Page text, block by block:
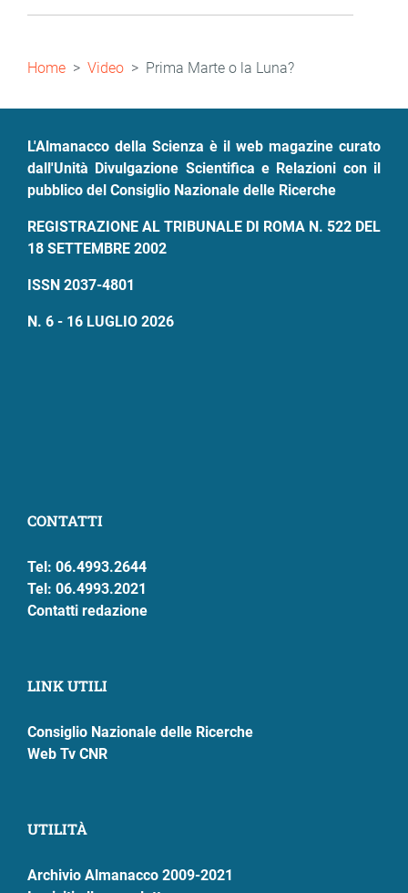
Briciole
Home Video Prima Marte o la Luna?
L'Almanacco della Scienza è il web magazine curato
dall'Unità Divulgazione Scientifica e Relazioni con il
pubblico del Consiglio Nazionale delle Ricerche
REGISTRAZIONE AL TRIBUNALE DI ROMA N. 522 DEL
18 SETTEMBRE 2002
ISSN 2037-4801
N. 6 - 16 LUGLIO 2026
CONTATTI
Tel: 06.4993.2644
Tel: 06.4993.2021
Contatti redazione
LINK UTILI
Consiglio Nazionale delle Ricerche
Web Tv CNR
UTILITÀ
Archivio Almanacco 2009-2021